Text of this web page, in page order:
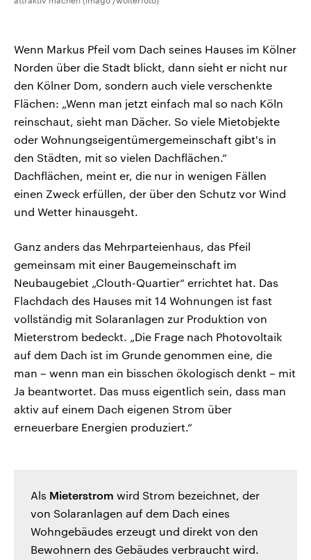
Wenn Markus Pfeil vom Dach seines Hauses im Kölner
Norden über die Stadt blickt, dann sieht er nicht nur
den Kölner Dom, sondern auch viele verschenkte
Flächen: „Wenn man jetzt einfach mal so nach Köln
reinschaut, sieht man Dächer. So viele Mietobjekte
oder Wohnungseigentümergemeinschaft gibt's in
den Städten, mit so vielen Dachflächen.“
Dachflächen, meint er, die nur in wenigen Fällen
einen Zweck erfüllen, der über den Schutz vor Wind
und Wetter hinausgeht.
Ganz anders das Mehrparteienhaus, das Pfeil
gemeinsam mit einer Baugemeinschaft im
Neubaugebiet „Clouth-Quartier“ errichtet hat. Das
Flachdach des Hauses mit 14 Wohnungen ist fast
vollständig mit Solaranlagen zur Produktion von
Mieterstrom bedeckt. „Die Frage nach Photovoltaik
auf dem Dach ist im Grunde genommen eine, die
man – wenn man ein bisschen ökologisch denkt – mit
Ja beantwortet. Das muss eigentlich sein, dass man
aktiv auf einem Dach eigenen Strom über
erneuerbare Energien produziert.“
Als Mieterstrom wird Strom bezeichnet, der
von Solaranlagen auf dem Dach eines
Wohngebäudes erzeugt und direkt von den
Bewohnern des Gebäudes verbraucht wird.